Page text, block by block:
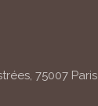
75007 Paris